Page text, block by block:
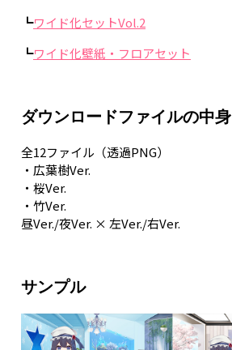
┗ワイド化セットVol.2
┗ワイド化壁紙・フロアセット
ダウンロードファイルの中身
全12ファイル（透過PNG）
・広葉樹Ver.
・桜Ver.
・竹Ver.
昼Ver./夜Ver. × 左Ver./右Ver.
サンプル